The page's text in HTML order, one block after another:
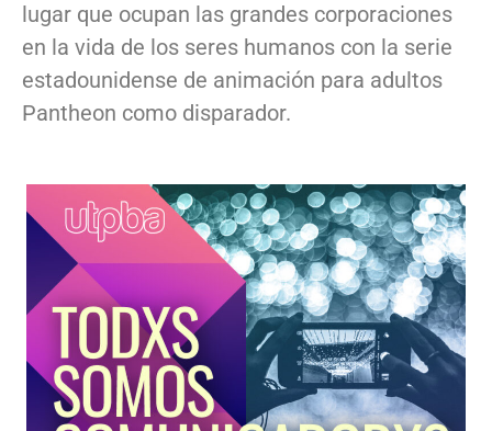
lugar que ocupan las grandes corporaciones
en la vida de los seres humanos con la serie
estadounidense de animación para adultos
Pantheon como disparador.